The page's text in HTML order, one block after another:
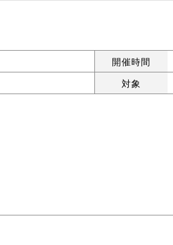
開催時間
対象